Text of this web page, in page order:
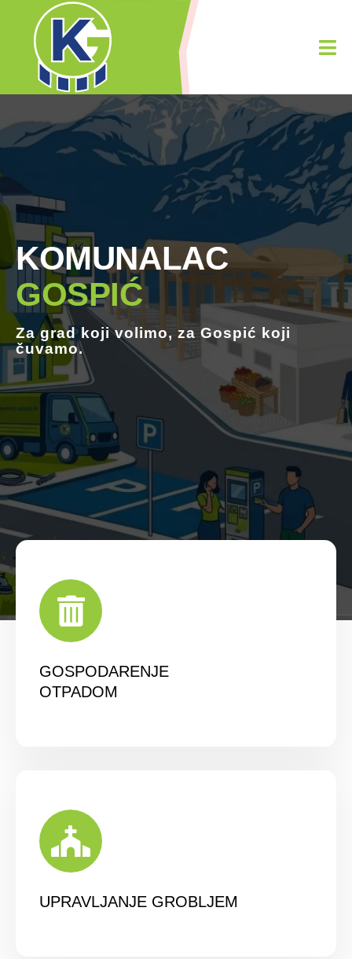
KOMUNALAC
GOSPIĆ
Za grad kojivolimo, za Gospić koji
čuvamo.
GOSPODARENJE
OTPADOM
UPRAVLJANJE GROBLJEM